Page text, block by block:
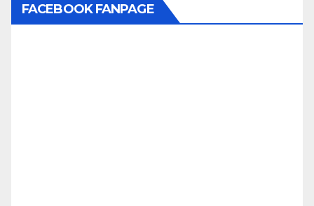
FACEBOOK FANPAGE